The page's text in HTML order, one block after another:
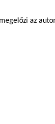
az